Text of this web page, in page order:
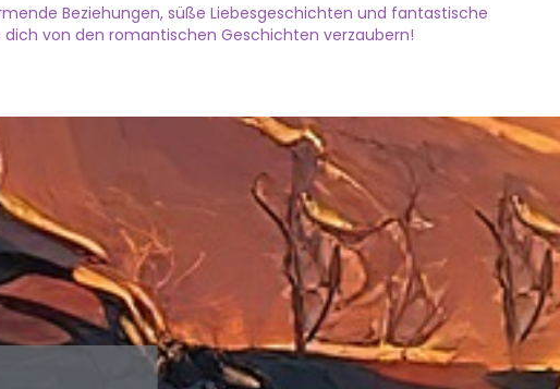
Beziehungen, süße Liebesgeschichten und fantastische
von den romantischen Geschichten verzaubern!